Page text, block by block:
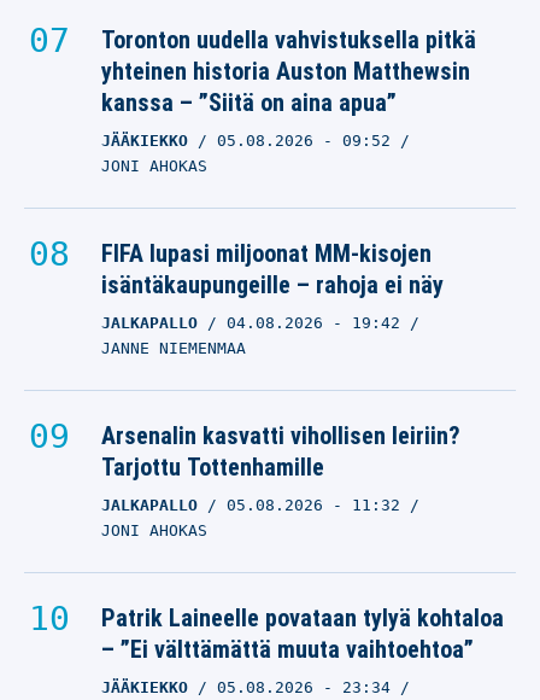
Toronton uudella vahvistuksella pitkä
yhteinen historia Auston Matthewsin
kanssa – ”Siitä on aina apua”
JÄÄKIEKKO 05.08.2026 - 09:52
JONI AHOKAS
FIFA lupasi miljoonat MM-kisojen
isäntäkaupungeille – rahoja ei näy
JALKAPALLO 04.08.2026 - 19:42
JANNE NIEMENMAA
Arsenalin kasvatti vihollisen leiriin?
Tarjottu Tottenhamille
JALKAPALLO 05.08.2026 - 11:32
JONI AHOKAS
Patrik Laineelle povataan tylyä kohtaloa
– ”Ei välttämättä muuta vaihtoehtoa”
JÄÄKIEKKO 05.08.2026 - 23:34